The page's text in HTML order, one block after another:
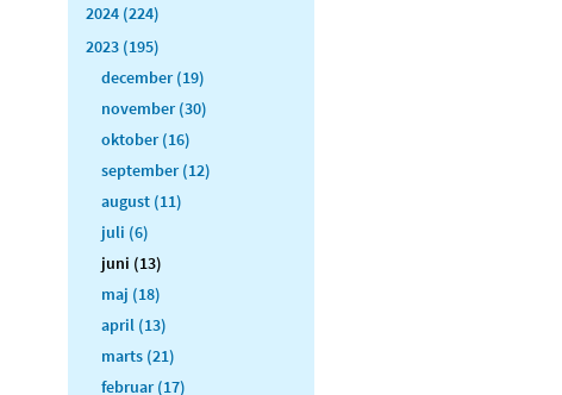
2024 (224)
2023 (195)
december (19)
november (30)
oktober (16)
september (12)
august (11)
juli (6)
juni (13)
maj (18)
april (13)
marts (21)
februar (17)